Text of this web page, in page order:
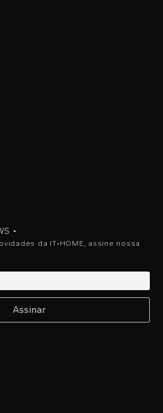
•
da IT•HOME, assine nossa